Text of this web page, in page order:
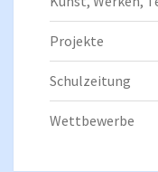
Projekte
Schulzeitung
Wettbewerbe